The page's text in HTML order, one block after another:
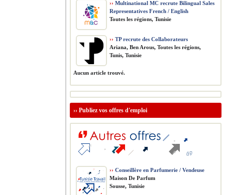
›› Multinational MC recrute Bilingual Sales
Representatives French / English
Toutes les régions, Tunisie
›› TP recrute des Collaborateurs
Ariana, Ben Arous, Toutes les régions,
Tunis, Tunisie
Aucun article trouvé.
›› Publiez vos offres d'emploi
›› Conseillère en Parfumerie / Vendeuse
Maison De Parfum
Sousse, Tunisie